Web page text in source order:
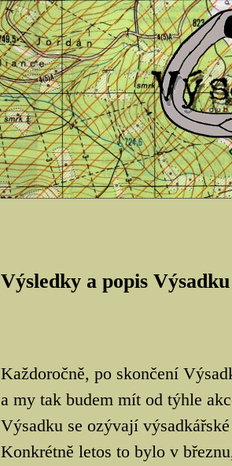
Výsledky a popis Výsadku
Každoročně, po skončení
a my tak budem mít od týhle
Výsadku se ozývají
Konkrétně letos to bylo v